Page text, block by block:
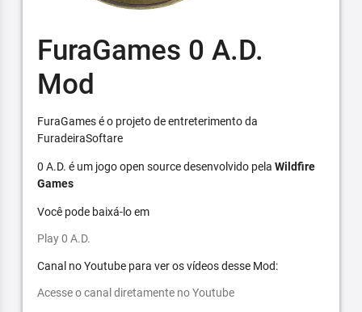
FuraGames 0 A.D.
Mod
FuraGames é o projeto de entreterimento da
FuradeiraSoftare
0 A.D. é um jogo open source desenvolvido pela Wildfire
Games
Você pode baixá-lo em
Play 0 A.D.
Canal no Youtube para ver os vídeos desse Mod:
Acesse o canal diretamente no Youtube